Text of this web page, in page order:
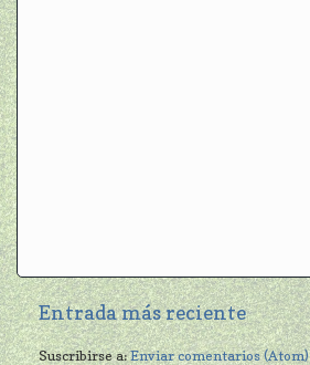
Entrada más reciente
Suscribirse a:Enviar comentarios (Atom)